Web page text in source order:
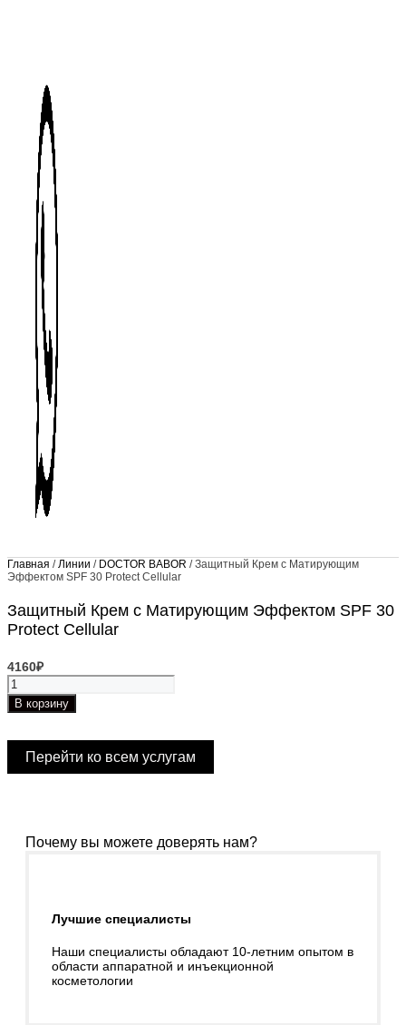
Главная /Линии / DOCTOR BABOR / Защитный Крем с Матирующим
Эффектом SPF 30 Protect Cellular
Защитный Крем с Матирующим Эффектом SPF 30
Protect Cellular
4160₽
Количество
товара
Защитный
Матирующим
Cellular
В корзину
Перейти ко всем услугам
Почему вы можете доверять нам?
Лучшие специалисты
Наши специалисты обладают 10-летним опытом в
области аппаратной и инъекционной
косметологии